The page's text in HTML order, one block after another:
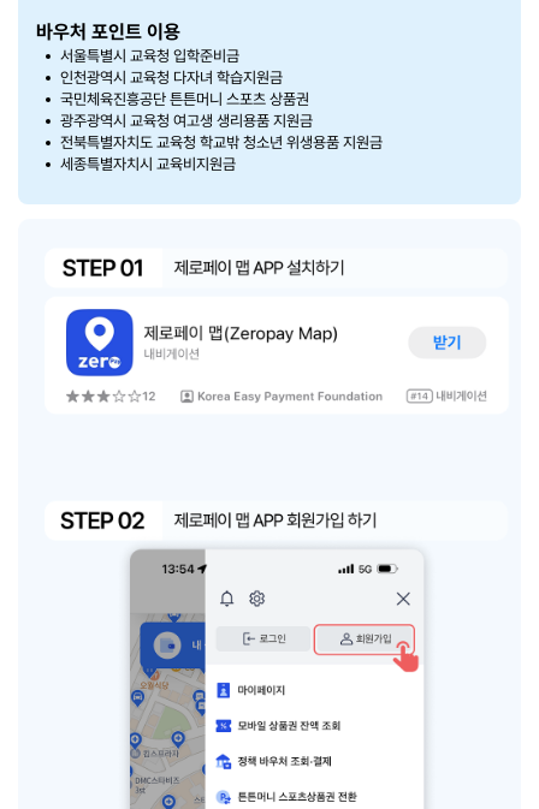
바우처 포인트 이용
서울특별시 교육청 입학준비금
인천광역시 교육청 다자녀 학습지원금
국민체육진흥공단 튼튼머니 스포츠 상품권
광주광역시 교육청 여고생 생리용품 지원금
전북특별자치도 교육청 학교밖 청소년 위생용품 지원금
세종특별자치시 교육비지원금